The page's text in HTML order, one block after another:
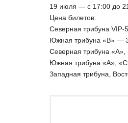
19 июля — с 17:00 до
Цена билетов:
Северная трибуна
Южная трибуна «B» —
Северная трибуна «A»,
Южная трибуна «А»,
Западная трибуна,